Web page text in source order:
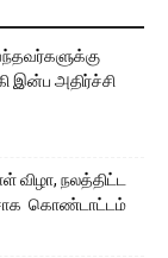
இன்ப அதிர்ச்சி
விழா, நலத்திட்ட
கொண்டாட்டம்